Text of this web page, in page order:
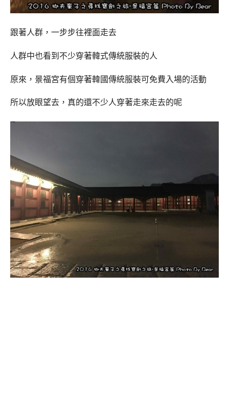
跟著人群，一步步往裡面走去
人群中也看到不少穿著韓式傳統服裝的人
原來，景福宮有個穿著韓國傳統服裝可免費入場的活動
所以放眼望去，真的還不少人穿著走來走去的呢